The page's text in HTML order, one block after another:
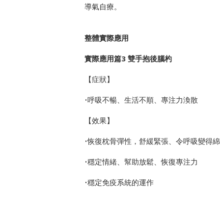
導氣自療。
整體實際應用
實際應用篇3 雙手抱後腦杓
【症狀】
•呼吸不暢、生活不順、專注力渙散
【效果】
•恢復枕骨彈性，舒緩緊張、令呼吸變得
•穩定情緒、幫助放鬆、恢復專注力
•穩定免疫系統的運作